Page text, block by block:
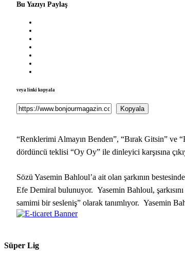
Bu Yazıyı Paylaş
veya linki kopyala
Kopyala
“Renklerimi Almayın Benden”, “Bırak Gitsin” ve
dördüncü teklisi “Oy Oy” ile dinleyici karşısına
Sözü Yasemin Bahloul’a ait olan şarkının
Efe Demiral bulunuyor. Yasemin Bahloul,
samimi bir sesleniş” olarak tanımlıyor. Yasemin
Süper Lig